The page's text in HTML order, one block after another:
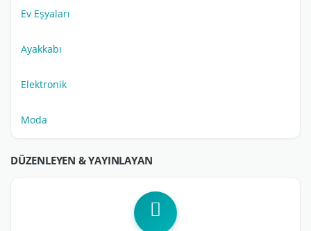
Ev Eşyaları
Ayakkabı
Elektronik
Moda
DÜZENLEYEN & YAYINLAYAN